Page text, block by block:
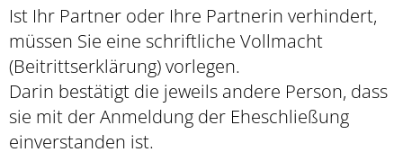
Ist Ihr Partner oder Ihre Partnerin verhindert,
müssen Sie eine schriftliche Vollmacht
(Beitrittserklärung) vorlegen.
Darin bestätigt die jeweils andere Person, dass
sie mit der Anmeldung der Eheschließung
einverstanden ist.